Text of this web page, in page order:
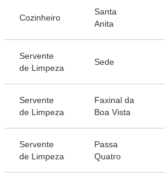
Cozinheiro
Santa
Anita
Servente
de Limpeza
Sede
Servente
de Limpeza
Faxinal da
Boa Vista
Servente
de Limpeza
Passa
Quatro